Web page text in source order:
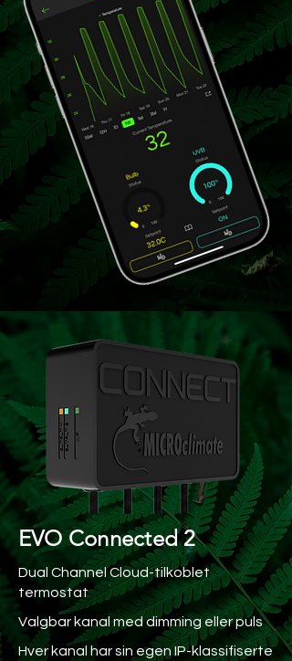
EVO Connected 2
Dual Channel Cloud-tilkoblet
termostat
Valgbar kanal med dimming eller puls
Hver kanal har sin egen IP-klassifiserte